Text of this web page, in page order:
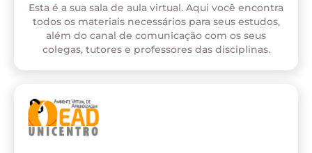
Esta é a sua sala de aula virtual. Aqui você encontra
todos os materiais necessários para seus estudos,
além do canal de comunicação com os seus
colegas, tutores e professores das disciplinas.